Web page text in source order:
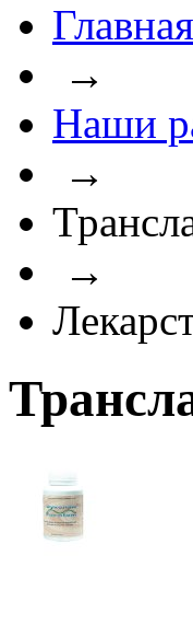
Главная
→
Наши
→
→